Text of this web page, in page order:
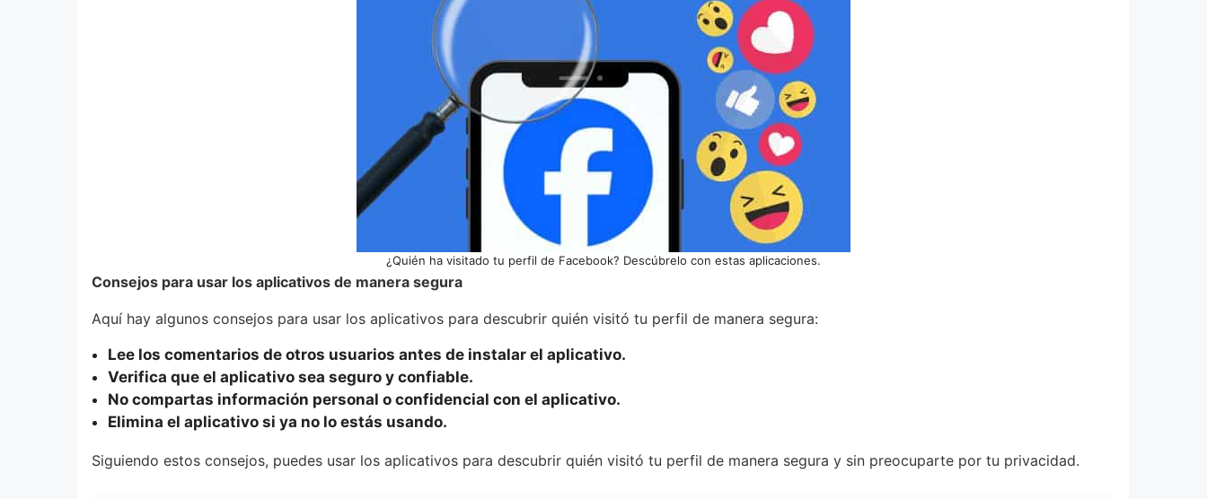
¿Quién ha visitado tu perfil de Facebook? Descúbrelo con estas aplicaciones.
Consejos para usar los aplicativos de manera segura
Aquí hay algunos consejos para usar los aplicativos para descubrir quién visitó tu perfil de manera segura:
Lee los comentarios de otros usuarios antes de instalar el aplicativo.
Verifica que el aplicativo sea seguro y confiable.
No compartas información personal o confidencial con el aplicativo.
Elimina el aplicativo si ya no lo estás usando.
Siguiendo estos consejos, puedes usar los aplicativos para descubrir quién visitó tu perfil de manera segura y sin preocuparte por tu privacidad.